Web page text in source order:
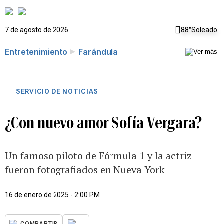
7 de agosto de 2026 88°Soleado
Entretenimiento Farándula
SERVICIO DE NOTICIAS
¿Con nuevo amor Sofía Vergara?
Un famoso piloto de Fórmula 1 y la actriz
fueron fotografiados en Nueva York
16 de enero de 2025 - 2:00 PM